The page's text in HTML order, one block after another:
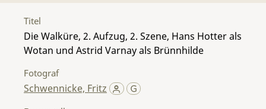
Titel
Die Walküre, 2. Aufzug, 2. Szene, Hans Hotter als
Wotan und Astrid Varnay als Brünnhilde
Fotograf
Schwennicke, Fritz